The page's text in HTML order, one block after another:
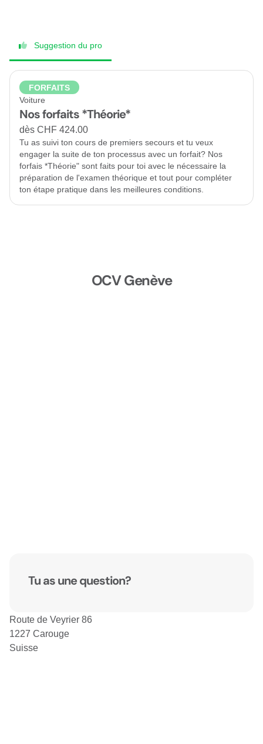
Suggestion du pro
FORFAITS
Voiture
Nos forfaits *Théorie*
dès CHF 424.00
Tu as suivi ton cours de premiers secours et tu veux
engager la suite de ton processus avec un forfait? Nos
forfais *Théorie" sont faits pour toi avec le nécessaire la
préparation de l'examen théorique et tout pour compléter
ton étape pratique dans les meilleures conditions.
OCV Genève
Tu as une question?
Route de Veyrier 86
1227 Carouge
Suisse